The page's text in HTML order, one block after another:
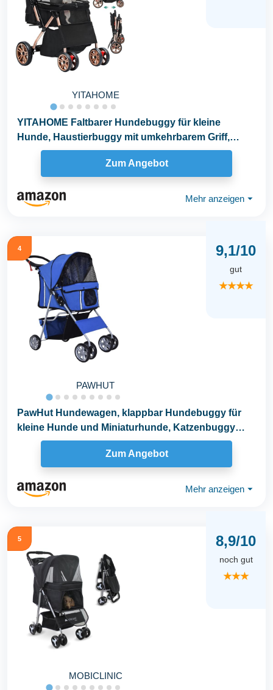
YITAHOME
YITAHOME Faltbarer Hundebuggy für kleine
Hunde, Haustierbuggy mit umkehrbarem Griff,
Netzfenstern...
Zum Angebot
Mehr anzeigen ⏷
4
PAWHUT
9,1/10
gut
★★★★
PawHut Hundewagen, klappbar Hundebuggy für
kleine Hunde und Miniaturhunde, Katzenbuggy
Zum Angebot
Mehr anzeigen ⏷
5
MOBICLINIC
8,9/10
noch gut
★★★